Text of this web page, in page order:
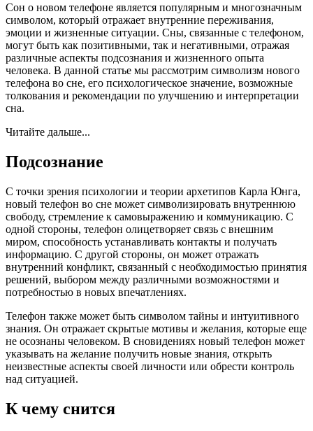
Сон о новом телефоне является популярным и многозначным
символом, который отражает внутренние переживания,
эмоции и жизненные ситуации. Сны, связанные с телефоном,
могут быть как позитивными, так и негативными, отражая
различные аспекты подсознания и жизненного опыта
человека. В данной статье мы рассмотрим символизм нового
телефона во сне, его психологическое значение, возможные
толкования и рекомендации по улучшению и интерпретации
сна.
Читайте дальше...
Подсознание
С точки зрения психологии и теории архетипов Карла Юнга,
новый телефон во сне может символизировать внутреннюю
свободу, стремление к самовыражению и коммуникацию. С
одной стороны, телефон олицетворяет связь с внешним
миром, способность устанавливать контакты и получать
информацию. С другой стороны, он может отражать
внутренний конфликт, связанный с необходимостью принятия
решений, выбором между различными возможностями и
потребностью в новых впечатлениях.
Телефон также может быть символом тайны и интуитивного
знания. Он отражает скрытые мотивы и желания, которые еще
не осознаны человеком. В сновидениях новый телефон может
указывать на желание получить новые знания, открыть
неизвестные аспекты своей личности или обрести контроль
над ситуацией.
К чему снится